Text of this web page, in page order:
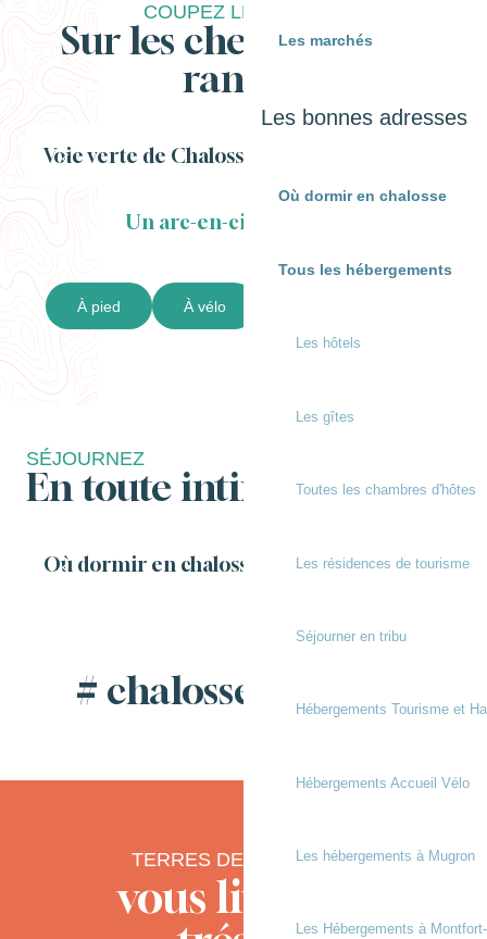
Les marchés
Les bonnes adresses
Où dormir en chalosse
Tous les hébergements
Les hôtels
Les gîtes
Toutes les chambres d'hôtes
Les résidences de tourisme
Séjourner en tribu
Hébergements Tourisme et
Hébergements Accueil Vélo
Les hébergements à Mugron
Les Hébergements à
COUPEZ LE MOTEUR
Sur les chemins de la
rando !
Voie verte de Chalosse
Un arc-en-ciel de rando !
À pied À vélo
SÉJOURNEZ
En toute intimité
Où dormir en chalosse
# chalossetourisme
TERRES DE CHALOSSE
vous livre ses